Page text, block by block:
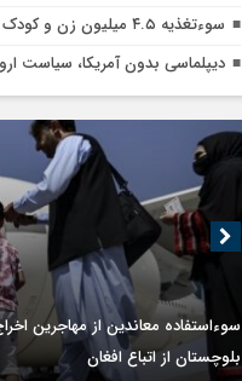
سوءتغذیه ۴.۵ میلیون زن و کودک افغانستانی در ماه رمضان
دیپلماسی بدون آمریکا، سیاست
سوءاستفاده معاندین از مهاجرین
بلوچستان از اتباع افغان